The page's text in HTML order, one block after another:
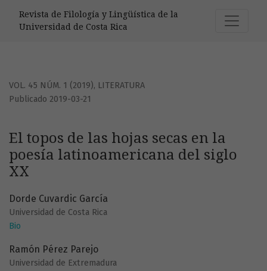
Revista de Filología y Lingüística de la
Universidad de Costa Rica
VOL. 45 NÚM. 1 (2019), LITERATURA
El topos de las hojas secas en la
poesía latinoamericana del siglo
XX
Publicado 2019-03-21
Dorde Cuvardic García
Universidad de Costa Rica
Bio
Ramón Pérez Parejo
Universidad de Extremadura